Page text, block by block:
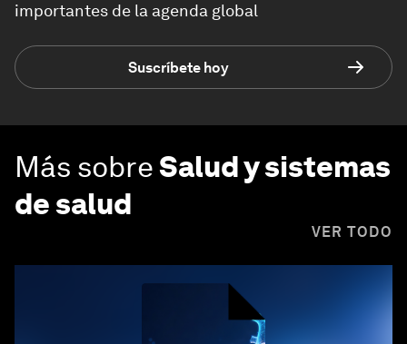
importantes de la agenda global
Suscríbete hoy
Más sobreSalud y sistemas
de salud
VER TODO